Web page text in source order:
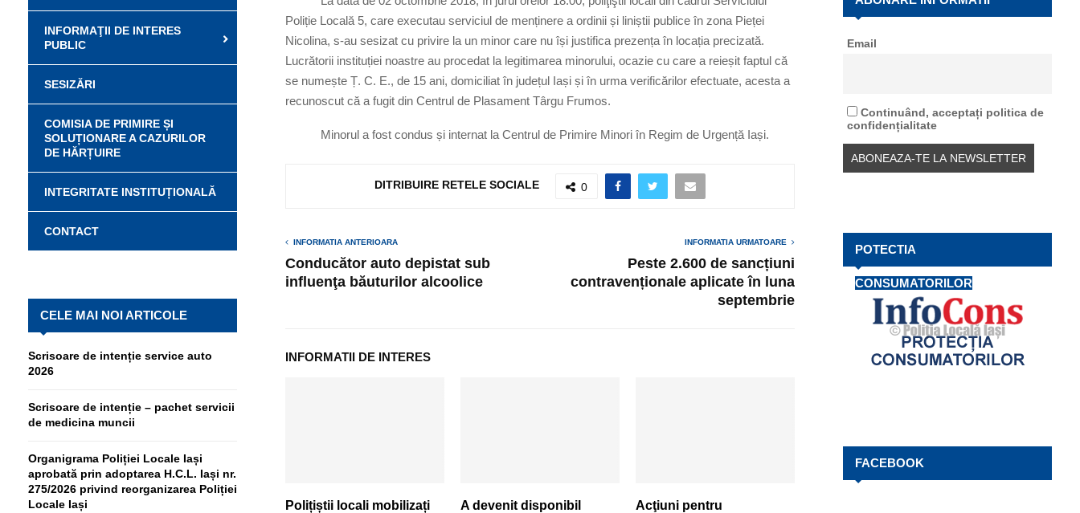
Poliție Locală 5, care executau serviciul de menținere a ordinii și liniștii publice în zona Pieței
Nicolina, s-au sesizat cu privire la un minor care nu își justifica prezența în locația precizată.
Lucrătorii instituției noastre au procedat la legitimarea minorului, ocazie cu care a reieșit faptul că
se numește Ț. C. E., de 15 ani, domiciliat în județul Iași și în urma verificărilor efectuate, acesta a
recunoscut că a fugit din Centrul de Plasament Târgu Frumos.
Minorul a fost condus și internat la Centrul de Primire Minori în Regim de Urgență Iași.
DITRIBUIRE RETELE SOCIALE 0
INFORMATIA ANTERIOARA
Conducător auto depistat sub
influenţa băuturilor alcoolice
INFORMATIA URMATOARE
Peste 2.600 de sancțiuni
contravenționale aplicate în luna
septembrie
INFORMATII DE INTERES
Polițiștii locali mobilizați
A devenit disponibil
Acţiuni pentru
INFORMAŢII DE INTERES
PUBLIC
SESIZĂRI
COMISIA DE PRIMIRE ȘI
SOLUȚIONARE A CAZURILOR
DE HĂRȚUIRE
INTEGRITATE INSTITUȚIONALĂ
CONTACT
CELE MAI NOI ARTICOLE
Scrisoare de intenție service auto
2026
Scrisoare de intenție – pachet servicii
de medicina muncii
Organigrama Poliției Locale Iași
aprobată prin adoptarea H.C.L. Iași nr.
275/2026 privind reorganizarea Poliției
Locale Iași
A
H
Email
Continuând, acceptați politica de
confidențialitate
POTECTIA
CONSUMATORILOR
FACEBOOK